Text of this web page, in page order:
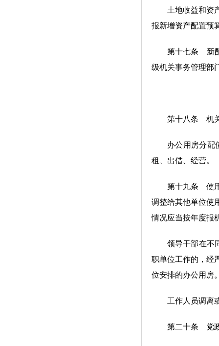
土地收益和资产
报新增资产配置预
第十七条 新配置
级机关事务管理部
第十八条 机关事
办公用房分配使
租、出借、经营。
第十九条 使用单
调整给其他单位使
情况应当按年度报
领导干部在不同
职单位工作的，经
位安排的办公用房
工作人员调离或
第二十条 党政机